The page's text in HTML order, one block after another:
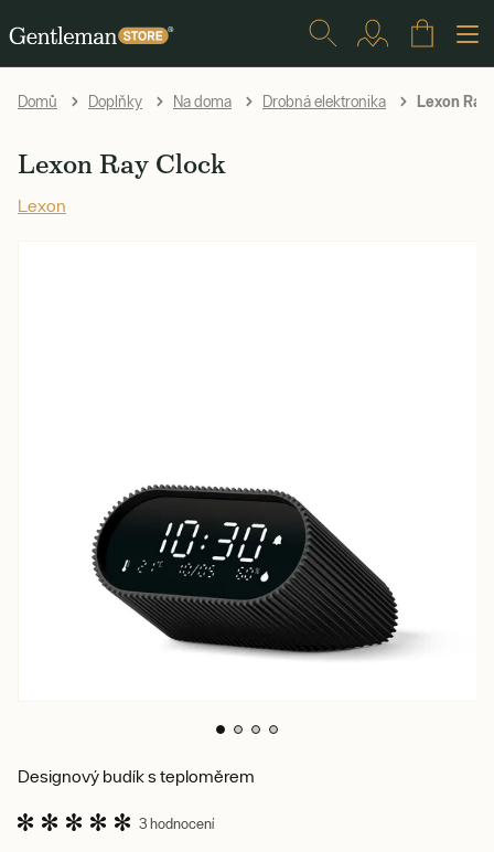
Domů Doplňky Na doma Drobná elektronika Lexon
Lexon Ray Clock
Lexon
Designový budík s teploměrem
3 hodnocení